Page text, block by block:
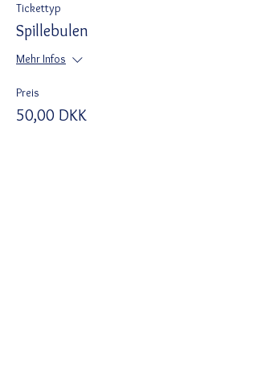
Tickettyp
Spillebulen
Mehr Infos
Preis
50,00 DKK